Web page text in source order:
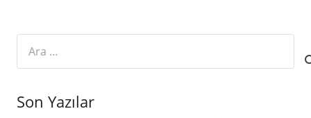
Son Yazılar